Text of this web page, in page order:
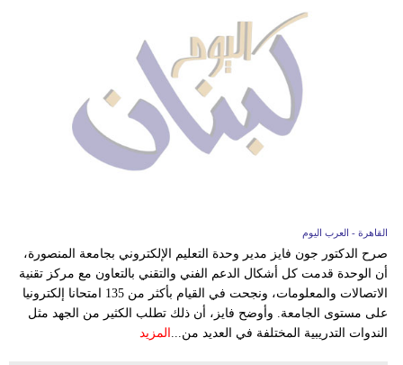
القاهرة - العرب اليوم
صرح الدكتور جون فايز مدير وحدة التعليم الإلكتروني بجامعة المنصورة،
أن الوحدة قدمت كل أشكال الدعم الفني والتقني بالتعاون مع مركز تقنية
الاتصالات والمعلومات، ونجحت في القيام بأكثر من 135 امتحانا إلكترونيا
على مستوى الجامعة. وأوضح فايز، أن ذلك تطلب الكثير من الجهد مثل
الندوات التدريبية المختلفة في العديد من... المزيد